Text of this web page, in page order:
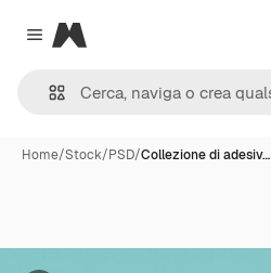
Close menu
Magnific
Home/Stock/PSD/Collezione di adesiv…